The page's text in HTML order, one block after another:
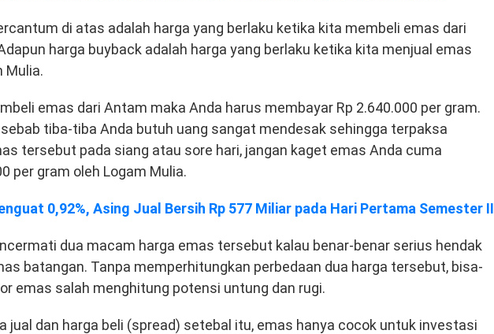
di atas adalah harga yang berlaku ketika kita membeli emas dari
harga buyback adalah harga yang berlaku ketika kita menjual emas
Mulia.
emas dari Antam maka Anda harus membayar Rp 2.640.000 per gram.
tiba-tiba Anda butuh uang sangat mendesak sehingga terpaksa
tersebut pada siang atau sore hari, jangan kaget emas Anda cuma
per gram oleh Logam Mulia.
0,92%, Asing Jual Bersih Rp 577 Miliar pada Hari Pertama Semester II
dua macam harga emas tersebut kalau benar-benar serius hendak
batangan. Tanpa memperhitungkan perbedaan dua harga tersebut, bisa-
emas salah menghitung potensi untung dan rugi.
jual dan harga beli (spread) setebal itu, emas hanya cocok untuk investasi